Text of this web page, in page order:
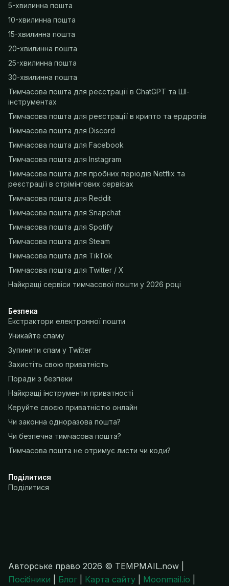
5-хвилинна пошта
10-хвилинна пошта
15-хвилинна пошта
20-хвилинна пошта
25-хвилинна пошта
30-хвилинна пошта
Тимчасова пошта для реєстрації в ChatGPT та ШІ-
інструментах
Тимчасова пошта для реєстрації в крипто та ердропів
Тимчасова пошта для Discord
Тимчасова пошта для Facebook
Тимчасова пошта для Instagram
Тимчасова пошта для пробних періодів Netflix та
реєстрації в стрімінгових сервісах
Тимчасова пошта для Reddit
Тимчасова пошта для Snapchat
Тимчасова пошта для Spotify
Тимчасова пошта для Steam
Тимчасова пошта для TikTok
Тимчасова пошта для Twitter / X
Найкращі сервіси тимчасової пошти у 2026 році
Безпека
Екстрактори електронної пошти
Уникайте спаму
Зупинити спам у Twitter
Захистіть свою приватність
Поради з безпеки
Найкращі інструменти приватності
Керуйте своєю приватністю онлайн
Чи законна одноразова пошта?
Чи безпечна тимчасова пошта?
Тимчасова пошта не отримує листи чи коди?
Поділитися
Поділитися
Авторське право 2026 © TEMPMAIL.now |
Посібники
Блог Карта сайту Moonmail.io